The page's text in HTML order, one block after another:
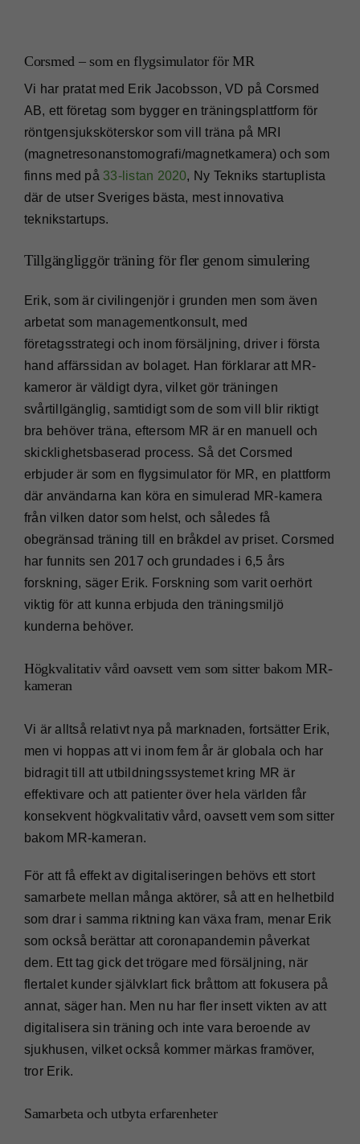
Corsmed – som en flygsimulator för MR
Vi har pratat med Erik Jacobsson, VD på Corsmed
AB, ett företag som bygger en träningsplattform för
röntgensjuksköterskor som vill träna på MRI
(magnetresonanstomografi/magnetkamera) och som
finns med på 33-listan 2020, Ny Tekniks startuplista
där de utser Sveriges bästa, mest innovativa
teknikstartups.
Tillgängliggör träning för fler genom simulering
Erik, som är civilingenjör i grunden men som även
arbetat som managementkonsult, med
företagsstrategi och inom försäljning, driver i första
hand affärssidan av bolaget. Han förklarar att MR-
kameror är väldigt dyra, vilket gör träningen
svårtillgänglig, samtidigt som de som vill blir riktigt
bra behöver träna, eftersom MR är en manuell och
skicklighetsbaserad process. Så det Corsmed
erbjuder är som en flygsimulator för MR, en plattform
där användarna kan köra en simulerad MR-kamera
från vilken dator som helst, och således få
obegränsad träning till en bråkdel av priset. Corsmed
har funnits sen 2017 och grundades i 6,5 års
forskning, säger Erik. Forskning som varit oerhört
viktig för att kunna erbjuda den träningsmiljö
kunderna behöver.
Högkvalitativ vård oavsett vem som sitter bakom MR-
kameran
Vi är alltså relativt nya på marknaden, fortsätter Erik,
men vi hoppas att vi inom fem år är globala och har
bidragit till att utbildningssystemet kring MR är
effektivare och att patienter över hela världen får
konsekvent högkvalitativ vård, oavsett vem som sitter
bakom MR-kameran.
För att få effekt av digitaliseringen behövs ett stort
samarbete mellan många aktörer, så att en helhetbild
som drar i samma riktning kan växa fram, menar Erik
som också berättar att coronapandemin påverkat
dem. Ett tag gick det trögare med försäljning, när
flertalet kunder självklart fick bråttom att fokusera på
annat, säger han. Men nu har fler insett vikten av att
digitalisera sin träning och inte vara beroende av
sjukhusen, vilket också kommer märkas framöver,
tror Erik.
Samarbeta och utbyta erfarenheter